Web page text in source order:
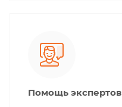
Помощь экспертов